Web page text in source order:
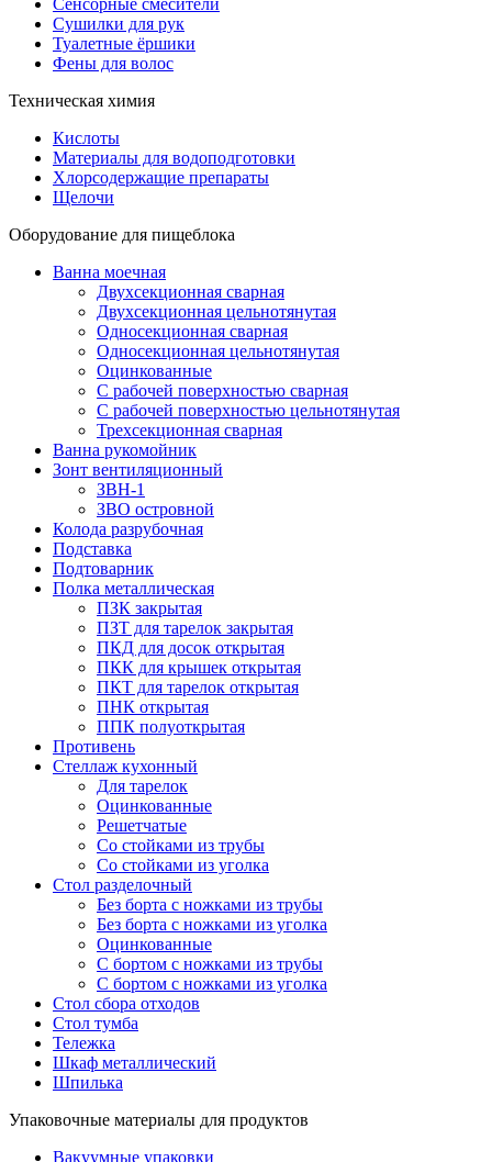
Сенсорные смесители
Сушилки для рук
Туалетные ёршики
Фены для волос
Техническая химия
Кислоты
Материалы для водоподготовки
Хлорсодержащие препараты
Щелочи
Оборудование для пищеблока
Ванна моечная
Двухсекционная сварная
Двухсекционная цельнотянутая
Односекционная сварная
Односекционная цельнотянутая
Оцинкованные
С рабочей поверхностью сварная
С рабочей поверхностью цельнотянутая
Трехсекционная сварная
Ванна рукомойник
Зонт вентиляционный
ЗВН-1
ЗВО островной
Колода разрубочная
Подставка
Подтоварник
Полка металлическая
ПЗК закрытая
ПЗТ для тарелок закрытая
ПКД для досок открытая
ПКК для крышек открытая
ПКТ для тарелок открытая
ПНК открытая
ППК полуоткрытая
Противень
Стеллаж кухонный
Для тарелок
Оцинкованные
Решетчатые
Со стойками из трубы
Со стойками из уголка
Стол разделочный
Без борта с ножками из трубы
Без борта с ножками из уголка
Оцинкованные
С бортом с ножками из трубы
С бортом с ножками из уголка
Стол сбора отходов
Стол тумба
Тележка
Шкаф металлический
Шпилька
Упаковочные материалы для продуктов
Вакуумные упаковки